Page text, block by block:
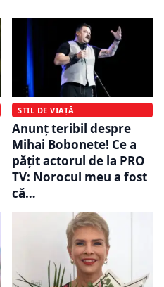
STIL DE VIAȚĂ
Anunț teribil despre
Mihai Bobonete! Ce a
pățit actorul de la PRO
TV: Norocul meu a fost
că…